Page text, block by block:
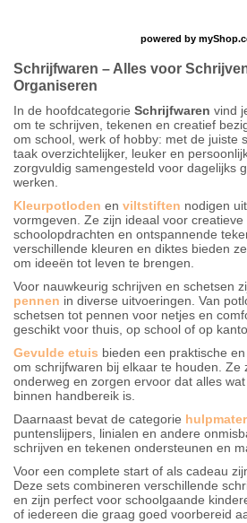
powered by
Schrijfwaren – Alles voor
Organiseren
In de hoofdcategorie Schrijfwaren vind
om te schrijven, tekenen en creatief
om school, werk of hobby: met de juiste
taak overzichtelijker, leuker en
zorgvuldig samengesteld voor dagelijks
werken.
Kleurpotloden en viltstiften nodigen
vormgeven. Ze zijn ideaal voor creatieve
schoolopdrachten en ontspannende
verschillende kleuren en diktes bieden
om ideeën tot leven te brengen.
Voor nauwkeurig schrijven en schetsen
pennen in diverse uitvoeringen. Van
schetsen tot pennen voor netjes en
geschikt voor thuis, op school of op
Gevulde etuis bieden een praktische
om schrijfwaren bij elkaar te houden. Ze
onderweg en zorgen ervoor dat alles
binnen handbereik is.
Daarnaast bevat de categorie
puntenslijpers, linialen en andere
schrijven en tekenen ondersteunen en
Voor een complete start of als cadeau
Deze sets combineren verschillende
en zijn perfect voor schoolgaande
of iedereen die graag goed voorbereid